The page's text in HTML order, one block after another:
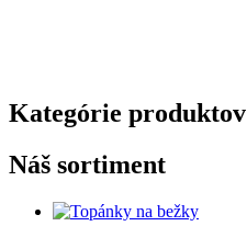
Kategórie produktov
Náš sortiment